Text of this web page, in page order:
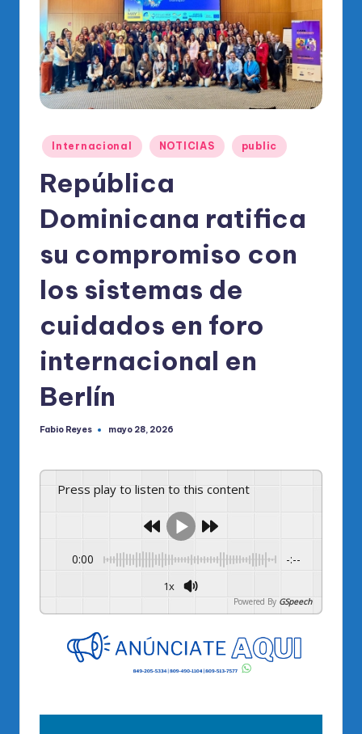
di
o
O
al
R
M
Publicado
en
Internacional NOTICIAS public
República
Dominicana ratifica
su compromiso con
los sistemas de
cuidados en foro
internacional en
Berlín
Publicado
Fabio Reyes mayo 28, 2026
Press play to listen to this content
0:00 -:--
1x
Powered By GSpeech